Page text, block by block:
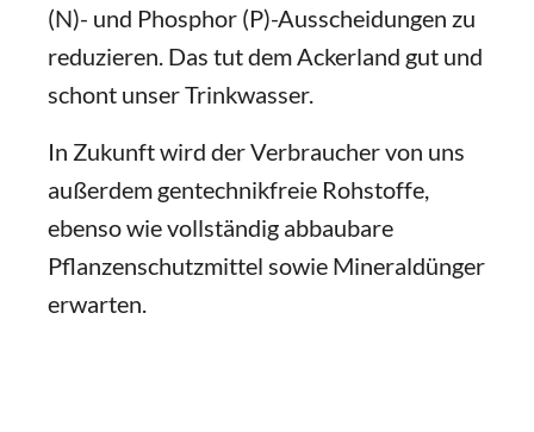
(N)- und Phosphor (P)-Ausscheidungen zu
reduzieren. Das tut dem Ackerland gut und
schont unser Trinkwasser.
In Zukunft wird der Verbraucher von uns
außerdem gentechnikfreie Rohstoffe,
ebenso wie vollständig abbaubare
Pflanzenschutzmittel sowie Mineraldünger
erwarten.